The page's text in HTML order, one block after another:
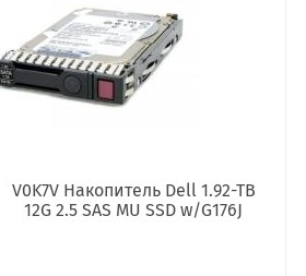
V0K7V Накопитель Dell 1.92-TB
12G 2.5 SAS MU SSD w/G176J